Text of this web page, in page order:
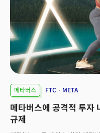
메타버스 FTC META
메타버스에 공격적 투자
규제